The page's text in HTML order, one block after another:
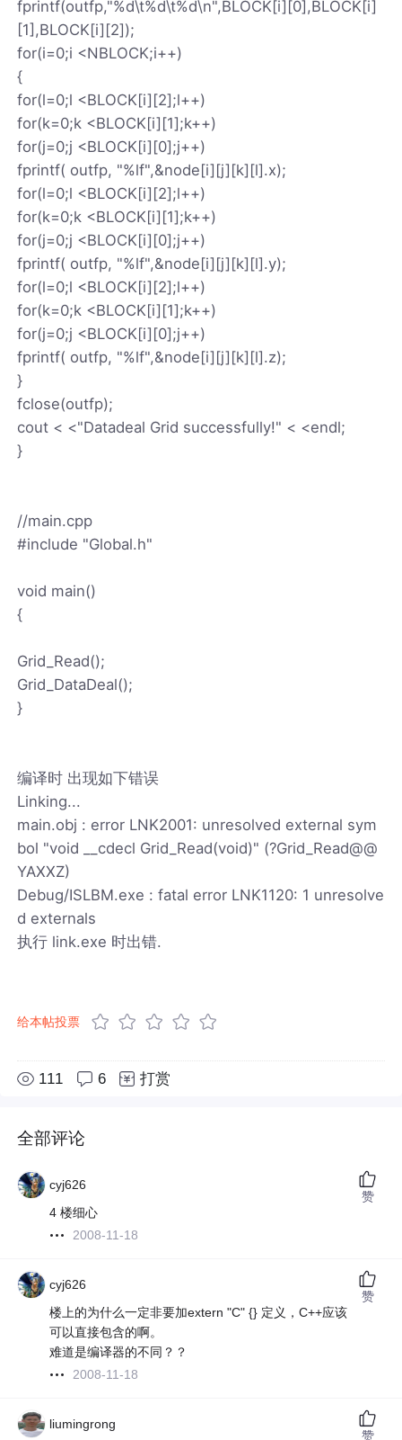
fprintf(outfp,"%d\t%d\t%d\n",BLOCK[i][0],BLOCK[i]
[1],BLOCK[i][2]);
for(i=0;i <NBLOCK;i++)
{
for(l=0;l <BLOCK[i][2];l++)
for(k=0;k <BLOCK[i][1];k++)
for(j=0;j <BLOCK[i][0];j++)
fprintf( outfp, "%lf",&node[i][j][k][l].x);
for(l=0;l <BLOCK[i][2];l++)
for(k=0;k <BLOCK[i][1];k++)
for(j=0;j <BLOCK[i][0];j++)
fprintf( outfp, "%lf",&node[i][j][k][l].y);
for(l=0;l <BLOCK[i][2];l++)
for(k=0;k <BLOCK[i][1];k++)
for(j=0;j <BLOCK[i][0];j++)
fprintf( outfp, "%lf",&node[i][j][k][l].z);
}
fclose(outfp);
cout < <"Datadeal Grid successfully!" < <endl;
}
//main.cpp
#include "Global.h"
void main()
{
Grid_Read();
Grid_DataDeal();
}
编译时 出现如下错误
Linking...
main.obj : error LNK2001: unresolved external sym
bol "void __cdecl Grid_Read(void)" (?Grid_Read@@
YAXXZ)
Debug/ISLBM.exe : fatal error LNK1120: 1 unresolve
d externals
执行 link.exe 时出错.
给本帖投票
111 6 打赏
全部评论
cyj626
4 楼细心
2008-11-18
赞
cyj626
楼上的为什么一定非要加extern "C" {} 定义，C++应该
可以直接包含的啊。
难道是编译器的不同？？
2008-11-18
赞
liumingrong
赞